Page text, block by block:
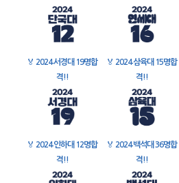
🏅 2024 서경대 19명합
격!!
🏅 2024 삼육대 15명합
격!!
🏅 2024 인하대 12명합
격!!
🏅 2024 백석대 36명합
격!!